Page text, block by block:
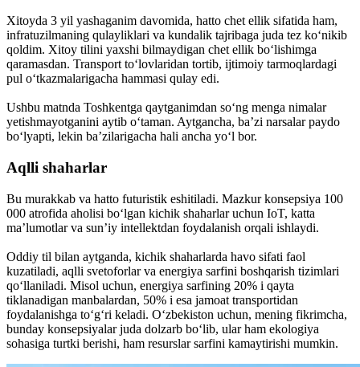
Xitoyda 3 yil yashaganim davomida, hatto chet ellik sifatida ham,
infratuzilmaning qulayliklari va kundalik tajribaga juda tez ko‘nikib
qoldim. Xitoy tilini yaxshi bilmaydigan chet ellik bo‘lishimga
qaramasdan. Transport to‘lovlaridan tortib, ijtimoiy tarmoqlardagi
pul o‘tkazmalarigacha hammasi qulay edi.
Ushbu matnda Toshkentga qaytganimdan so‘ng menga nimalar
yetishmayotganini aytib o‘taman. Aytgancha, ba’zi narsalar paydo
bo‘lyapti, lekin ba’zilarigacha hali ancha yo‘l bor.
Aqlli shaharlar
Bu murakkab va hatto futuristik eshitiladi. Mazkur konsepsiya 100
000 atrofida aholisi bo‘lgan kichik shaharlar uchun IoT, katta
ma’lumotlar va sun’iy intellektdan foydalanish orqali ishlaydi.
Oddiy til bilan aytganda, kichik shaharlarda havo sifati faol
kuzatiladi, aqlli svetoforlar va energiya sarfini boshqarish tizimlari
qo‘llaniladi. Misol uchun, energiya sarfining 20% i qayta
tiklanadigan manbalardan, 50% i esa jamoat transportidan
foydalanishga to‘g‘ri keladi. O‘zbekiston uchun, mening fikrimcha,
bunday konsepsiyalar juda dolzarb bo‘lib, ular ham ekologiya
sohasiga turtki berishi, ham resurslar sarfini kamaytirishi mumkin.